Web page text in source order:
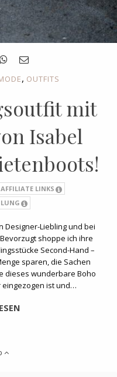
, OUTFITS
mit
Isabel
LINKS
Designer-Liebling und bei
shoppe ich ihre
Second-Hand –
sparen, die Sachen
dieses wunderbare Boho
eingezogen ist und…